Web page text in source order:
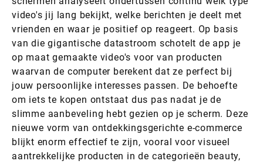
video's jij lang bekijkt, welke berichten je deelt met
vrienden en waar je positief op reageert. Op basis
van die gigantische datastroom schotelt de app je
op maat gemaakte video's voor van producten
waarvan de computer berekent dat ze perfect bij
jouw persoonlijke interesses passen. De behoefte
om iets te kopen ontstaat dus pas nadat je de
slimme aanbeveling hebt gezien op je scherm. Deze
nieuwe vorm van ontdekkingsgerichte e-commerce
blijkt enorm effectief te zijn, vooral voor visueel
aantrekkelijke producten in de categorieën beauty,